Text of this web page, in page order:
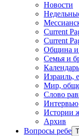
Новости
Current
Current
Община и
Семья и
Израиль,
Мир,
Слово
Интервью
Истории
Архив
Вопросы ребе